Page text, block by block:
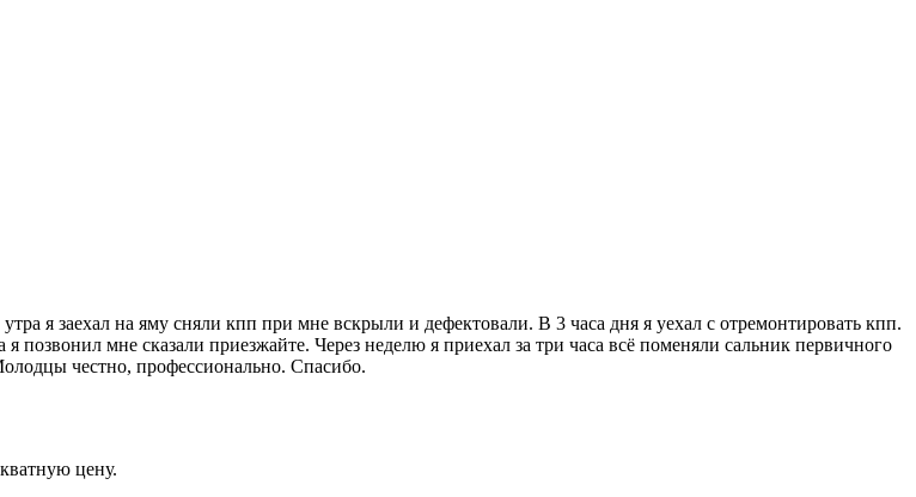
я заехал на яму сняли кпп при мне вскрыли и дефектовали. В 3 часа дня я уехал с отремонтировать кпп.
позвонил мне сказали приезжайте. Через неделю я приехал за три часа всё поменяли сальник первичного
честно, профессионально. Спасибо.
цену.